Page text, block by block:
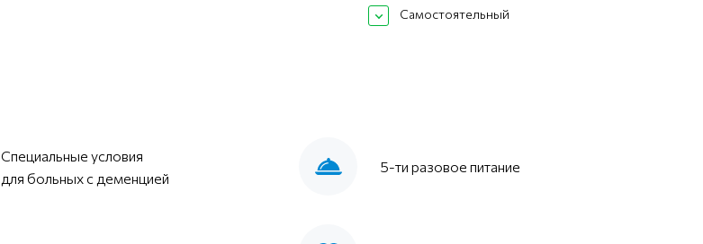
Самостоятельный
Специальные условия
для больных с деменцией
5-ти разовое питание